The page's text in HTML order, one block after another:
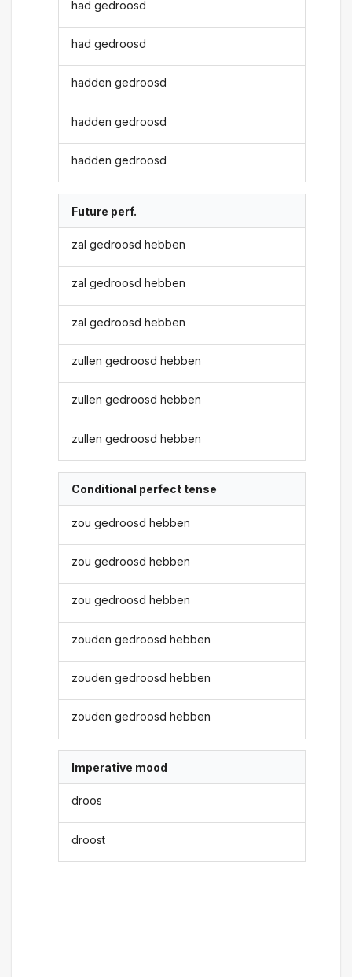
had gedroosd
had gedroosd
hadden gedroosd
hadden gedroosd
hadden gedroosd
Future perf.
zal gedroosd hebben
zal gedroosd hebben
zal gedroosd hebben
zullen gedroosd hebben
zullen gedroosd hebben
zullen gedroosd hebben
Conditional perfect tense
zou gedroosd hebben
zou gedroosd hebben
zou gedroosd hebben
zouden gedroosd hebben
zouden gedroosd hebben
zouden gedroosd hebben
Imperative mood
droos
droost